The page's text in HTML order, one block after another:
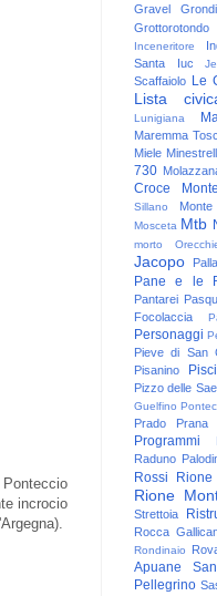
incrocio
Gravel
Grottorotondo
Inceneritore
Santa
Iuc
Scaffaiolo Le
Lista
Lunigiana
Maremma
Miele
730
Croce
Sillano
Mosceta Mtb
morto
Jacopo
Pane e le
Pantarei
Focolaccia
Personaggi
Pieve di San
Pisanino
Pizzo delle
Guelfino
Prado
Prana
Programmi
Raduno
Rossi
Rione
Strettoia
Rocca
Rondinaio
Apuane
Pellegrino